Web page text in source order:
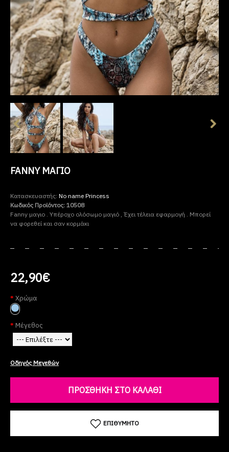
FANNY ΜΑΓΙΟ
Κατασκευαστής: No name Princess
Κωδικός Προϊόντος: 10508
Fanny μαγιο . Υπέροχο ολόσωμο μαγιό , Έχει τέλεια εφαρμογή . Μπορεί
να φορεθεί και σαν κορμάκι
22,90€
Χρώμα
Μέγεθος
Οδηγός Μεγεθών
ΠΡΟΣΘΉΚΗ ΣΤΟ ΚΑΛΆΘΙ
ΕΠΙΘΥΜΗΤΌ